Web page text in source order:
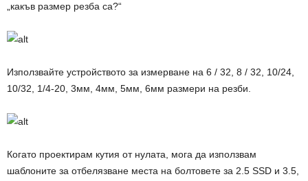
„какъв размер резба са?“
Използвайте устройството за измерване на 6 / 32, 8 / 32, 10/24,
10/32, 1/4-20, 3мм, 4мм, 5мм, 6мм размери на резби
Когато проектирам кутия отнулата , мога да използвам
шаблоните за отбелязване места на болтовете за 2.5 SSD и 3.5,